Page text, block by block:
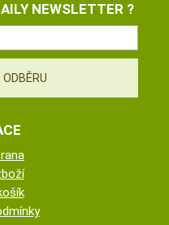
NEWSLETTER ?